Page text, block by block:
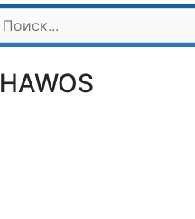
HAWOS